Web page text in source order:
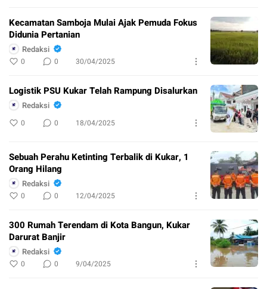
Kecamatan Samboja Mulai Ajak Pemuda Fokus
Didunia Pertanian
Redaksi
0 0 30/04/2025
Logistik PSU Kukar Telah Rampung Disalurkan
Redaksi
0 0 18/04/2025
Sebuah Perahu Ketinting Terbalik di Kukar, 1
Orang Hilang
Redaksi
0 0 12/04/2025
300 Rumah Terendam di Kota Bangun, Kukar
Darurat Banjir
Redaksi
0 0 9/04/2025